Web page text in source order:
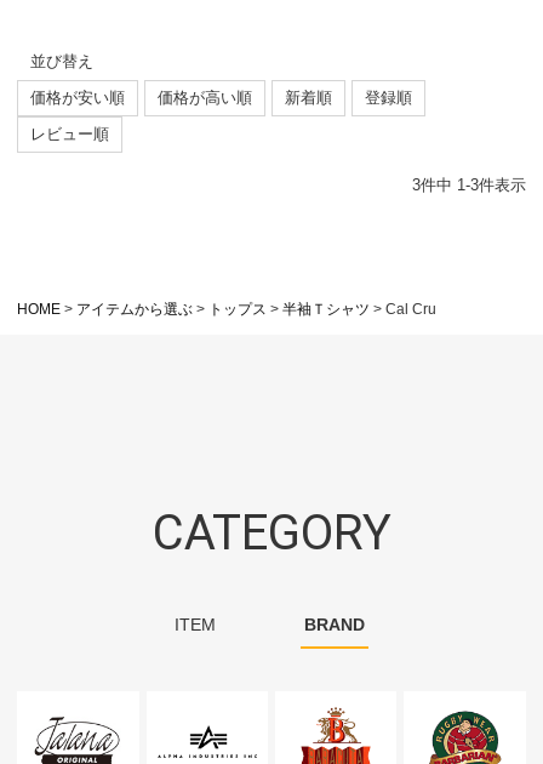
並び替え
価格が安い順
価格が高い順 新着順
登録順
レビュー順
3件中 1-3件表示
HOME アイテムから選ぶ トップス 半袖Ｔシャツ Cal Cru
CATEGORY
ITEM BRAND